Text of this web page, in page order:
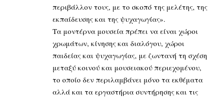
περιβάλλον τους, με το σκοπό της μελέτης, της
εκπαίδευσης και της ψυχαγωγίας».
Τα μοντέρνα μουσεία πρέπει να είναι χώροι
χρωμάτων, κίνησης και διαλόγου, χώροι
παιδείας και ψυχαγωγίας, με ζωντανή τη σχέση
μεταξύ κοινού και μουσειακού περιεχομένου,
το οποίο δεν περιλαμβάνει μόνο τα εκθέματα
αλλά και τα εργαστήρια συντήρησης και τις